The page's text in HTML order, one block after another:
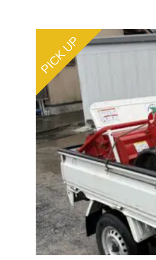
PICK UP